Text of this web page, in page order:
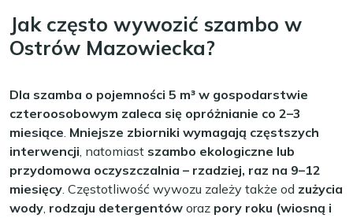
Jak często wywozić szambo w
Ostrów Mazowiecka?
Dla szamba o pojemności 5 m³ w gospodarstwie
czteroosobowym zaleca się opróżnianie co 2–3
miesiące. Mniejsze zbiorniki wymagają częstszych
interwencji, natomiast szambo ekologiczne lub
przydomowa oczyszczalnia – rzadziej, raz na 9–12
miesięcy. Częstotliwość wywozu zależy także od zużycia
wody, rodzaju detergentów oraz pory roku (wiosną i